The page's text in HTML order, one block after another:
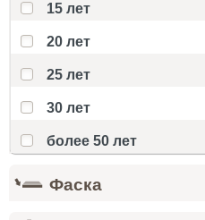
15 лет
20 лет
25 лет
30 лет
более 50 лет
Фаска